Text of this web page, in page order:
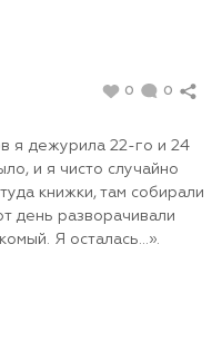
0 0
я дежурила 22-го и 24
и я чисто случайно
книжки, там собирали
день разворачивали
Я осталась…».